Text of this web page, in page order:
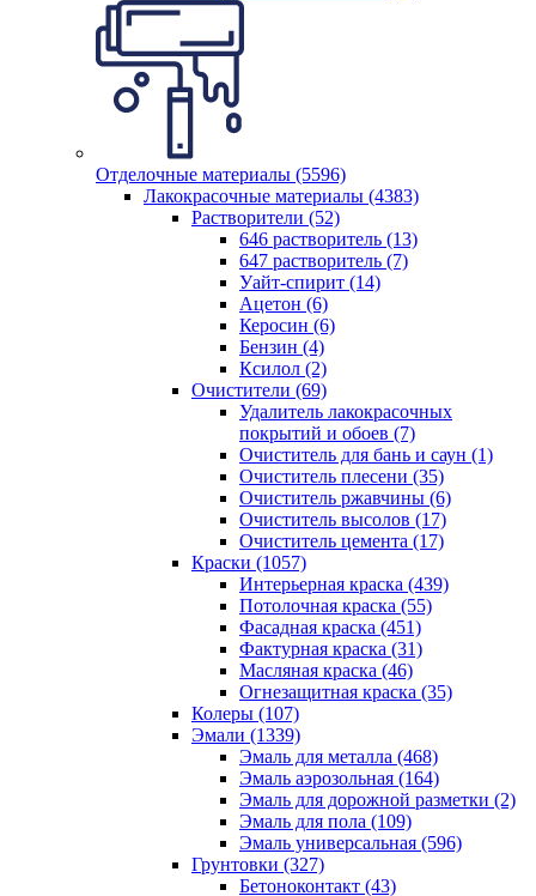
Отделочные материалы (5596)
Лакокрасочные материалы (4383)
Растворители (52)
646 растворитель (13)
647 растворитель (7)
Уайт-спирит (14)
Ацетон (6)
Керосин (6)
Бензин (4)
Ксилол (2)
Очистители (69)
Удалитель лакокрасочных
покрытий и обоев (7)
Очиститель для бань и саун (1)
Очиститель плесени (35)
Очиститель ржавчины (6)
Очиститель высолов (17)
Очиститель цемента (17)
Краски (1057)
Интерьерная краска (439)
Потолочная краска (55)
Фасадная краска (451)
Фактурная краска (31)
Масляная краска (46)
Огнезащитная краска (35)
Колеры (107)
Эмали (1339)
Эмаль для металла (468)
Эмаль аэрозольная (164)
Эмаль для дорожной разметки (2)
Эмаль для пола (109)
Эмаль универсальная (596)
Грунтовки (327)
Бетоноконтакт (43)